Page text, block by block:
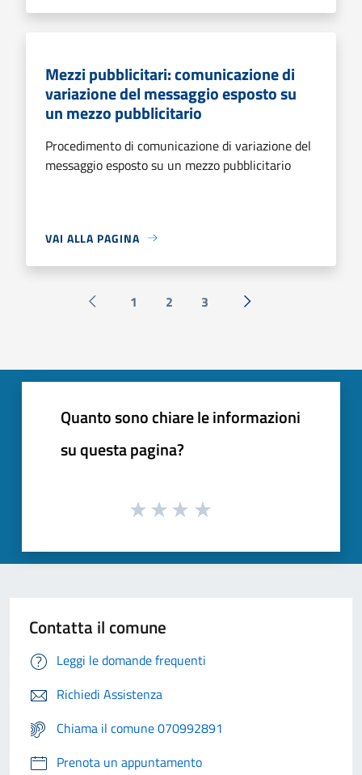
Mezzi pubblicitari: comunicazione di
variazione del messaggio esposto su
un mezzo pubblicitario
Procedimento di comunicazione di variazione del
messaggio esposto su un mezzo pubblicitario
VAI ALLA PAGINA
Pagina precedente
1 2 3 Successiva »
Quanto sono chiare le informazioni
su questa pagina?
Contatta il comune
Leggi le domande frequenti
Richiedi Assistenza
Chiama il comune 070992891
Prenota un appuntamento